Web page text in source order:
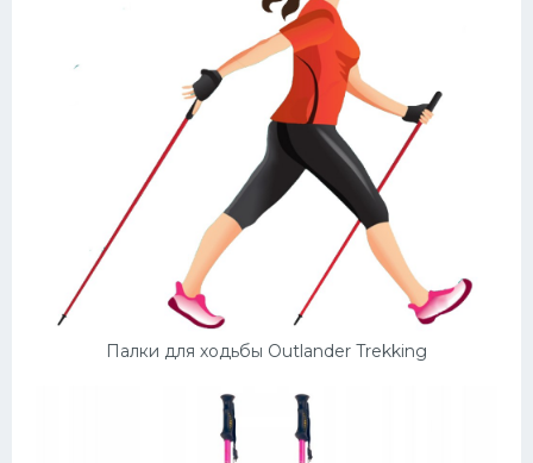
Палки для ходьбы Outlander Trekking